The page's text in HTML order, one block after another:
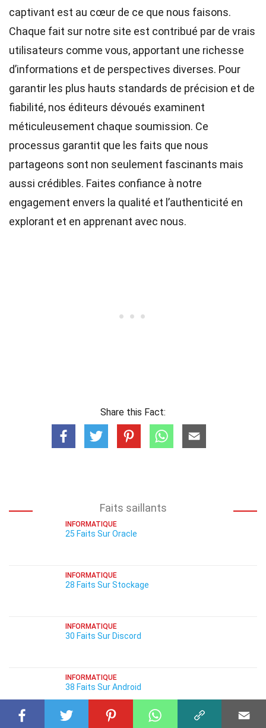
captivant est au cœur de ce que nous faisons.
Chaque fait sur notre site est contribué par de vrais
utilisateurs comme vous, apportant une richesse
d’informations et de perspectives diverses. Pour
garantir les plus hauts standards de précision et de
fiabilité, nos éditeurs dévoués examinent
méticuleusement chaque soumission. Ce
processus garantit que les faits que nous
partageons sont non seulement fascinants mais
aussi crédibles. Faites confiance à notre
engagement envers la qualité et l’authenticité en
explorant et en apprenant avec nous.
Share this Fact:
Faits saillants
INFORMATIQUE
25 Faits Sur Oracle
INFORMATIQUE
28 Faits Sur Stockage
INFORMATIQUE
30 Faits Sur Discord
INFORMATIQUE
38 Faits Sur Android